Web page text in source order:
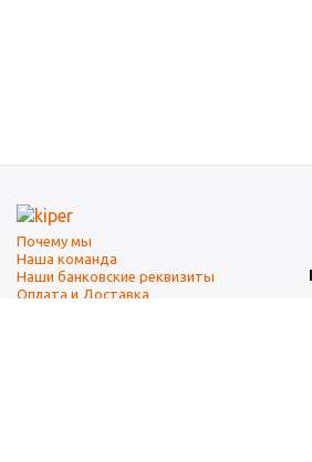
Почему мы
Наша команда
Наши банковские реквизиты
Оплата и Доставка